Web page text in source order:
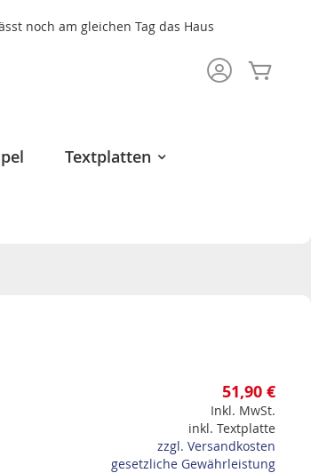
noch am gleichen Tag das Haus
Textplatten
51,90 €
Inkl. MwSt.
inkl. Textplatte
zzgl. Versandkosten
gesetzliche Gewährleistung